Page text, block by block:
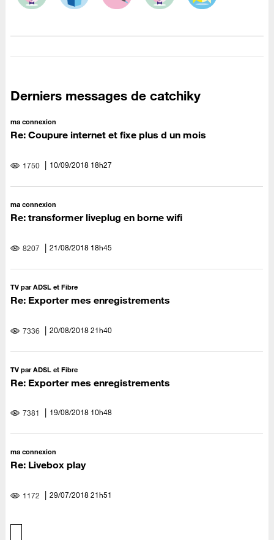
Derniers messages de catchiky
ma connexion
Re: Coupure internet et fixe plus d un mois
1750 ‎10/09/2018 18h27
ma connexion
Re: transformer liveplug en borne wifi
8207 ‎21/08/2018 18h45
TV par ADSL et Fibre
Re: Exporter mes enregistrements
7336 ‎20/08/201821h40
TV par ADSL et Fibre
Re: Exporter mes enregistrements
7381 ‎19/08/2018 10h48
ma connexion
Re: Livebox play
1172 ‎29/07/201821h51